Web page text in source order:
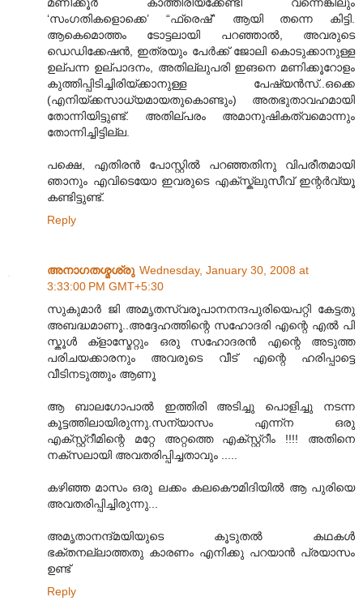
‘സംഗതികളൊക്കെ’ “ഫ്രെഷ്” ആയി തന്നെ കിട്ടി.
ആകെമൊത്തം ടോട്ടലായി പറഞ്ഞാല്‍, അവരുടെ
ഡെഡിക്കേഷന്‍, ഇത്രയും പേര്‍ക്ക് ജോലി കൊടുക്കാനുള്ള
ഉല്പന്ന ഉല്പാദനം, അതില്ലുപരി ഇങനെ മണിക്കൂറോളം
കുത്തിപ്പിടിച്ചിരിയ്ക്കാനുള്ള പേഷ്യന്‍സ്..ഒക്കെ
(എനിയ്ക്കസാധ്യമായതുകൊണ്ടും) അതഭുതാവഹമായി
തോന്നിയിട്ടുണ്ട്. അതില്പരം അമാനുഷികത്വമൊന്നും
തോന്നിച്ചിട്ടില്ല.
പക്ഷെ, എതിരന്‍ പോസ്റ്റില്‍ പറഞ്ഞതിനു വിപരീതമായി
ഞാനും എവിടെയോ ഇവരുടെ എക്സ്ക്ലുസീവ് ഇന്റര്‍വ്യൂ
കണ്ടിട്ടുണ്ട്.
Reply
അനാഗതശ്മശ്രു Wednesday, January 30, 2008 at
3:33:00 PM GMT+5:30
സുകുമാര്‍ ജി അമൃതസ്വരൂപാനനന്ദപുരിയെപറ്റി കേട്ടതു
അബദ്ധമാണൂ..അദ്ദേഹത്തിന്റെ സഹോദരി എന്റെ എല്‍ പി
സ്കൂള്‍ ക്ളാസ്മേറ്റും ഒരു സഹോദരന്‍ എന്റെ അടുത്ത
പരിചയക്കാരനും അവരുടെ വീട് എന്റെ ഹരിപ്പാട്ടെ
വീടിനടുത്തും ആണൂ
ആ ബാലഗോപാല്‍ ഇത്തിരി അടിച്ചു പൊളിച്ചു നടന്ന
കൂട്ടത്തിലായിരുന്നു.സന്യാസം എന്ന്ന ഒരു
എക്സ്റ്റ്റീമിന്റെ മറ്റേ അറ്റത്തെ എക്സ്റ്റ്റീം !!!! അതിനെ
നക്സലായി അവതരിപ്പിച്ചതാവും .....
കഴിഞ്ഞ മാസം ഒരു ലക്കം കലകൌമിദിയില്‍ ആ പുരിയെ
അവതരിപ്പിച്ചിരുന്നു...
അമൃതാനന്ദ്മയിയുടെ കൂടുതല്‍ കഥകള്‍
ഭക്തനല്ലാത്തതു കാരണം എനിക്കു പറയാന്‍ പ്രയാസം
ഉണ്ട്
Reply